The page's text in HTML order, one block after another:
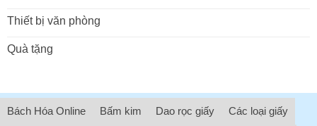
Thiết bị văn phòng
Quà tặng
Bách Hóa Online Bấm kim Dao rọc giấy Các loại giấy